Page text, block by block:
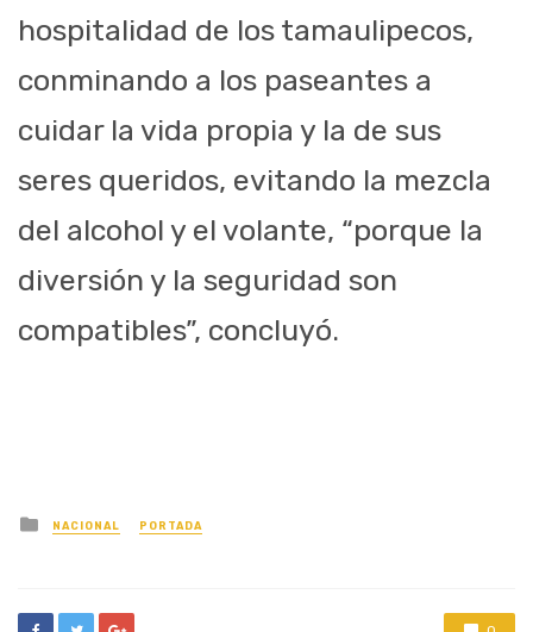
hospitalidad de los tamaulipecos,
conminando a los paseantes a
cuidar la vida propia y la de sus
seres queridos, evitando la mezcla
del alcohol y el volante, “porque la
diversión y la seguridad son
compatibles”, concluyó.
Posted
in
NACIONAL PORTADA